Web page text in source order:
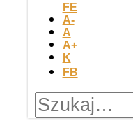
FE
A-
A
A+
K
FB